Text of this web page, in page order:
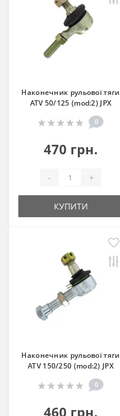
Наконечник рульової тяги
ATV 50/125 (mod:2) JPX
0
470 грн.
- +
КУПИТИ
Наконечник рульової тяги
ATV 150/250 (mod:2) JPX
0
460 грн.